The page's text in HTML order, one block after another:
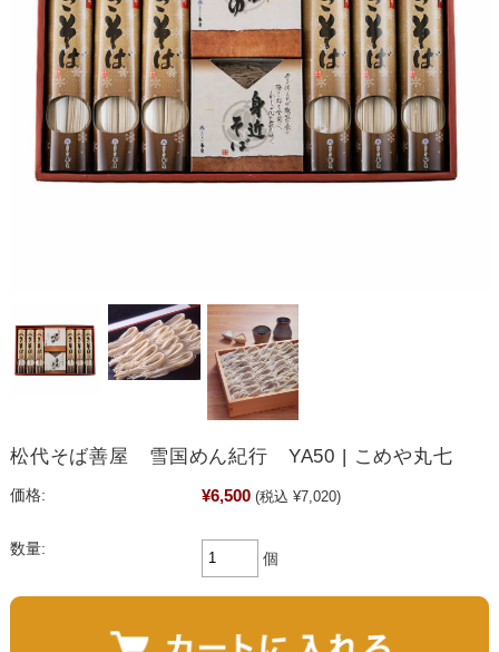
松代そば善屋 雪国めん紀行 YA50 | こめや丸七
価格: ¥6,500 (税込 ¥7,020)
数量:
個